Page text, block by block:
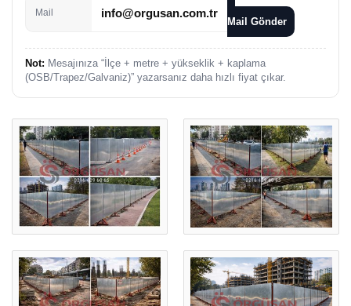
Mail info@orgusan.com.tr
Mail Gönder
Not: Mesajınıza “İlçe + metre + yükseklik + kaplama
(OSB/Trapez/Galvaniz)” yazarsanız daha hızlı fiyat çıkar.